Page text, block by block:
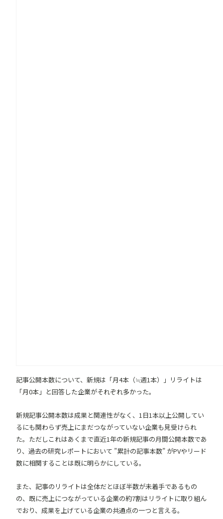
記事公開本数について、新規は「月4本（≒週1本）」リライトは
「月0本」と回答した企業がそれぞれ多かった。
新規記事公開本数は成果と関連性がなく、1日1本以上公開してい
るにも関わらず売上にまだつながっていない企業も見受けられ
た。ただしこれはあくまで直近1年の新規記事の月間公開本数であ
り、 過去の研究レポート において ”累計の記事本数” がPVやリード
数に相関することは既に明らかにしている。
また、記事のリライトは全体だとほぼ半数が未着手であるもの
の、既に売上につながっている企業の約7割はリライトに取り組ん
でおり、成果を上げている企業の共通点の一つと言える。